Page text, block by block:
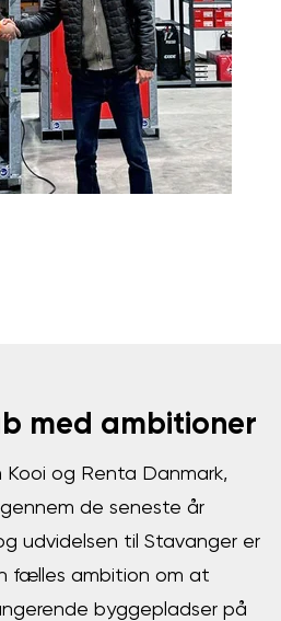
med ambitioner
Kooi og Renta Danmark,
de seneste år
udvidelsen til Stavanger er
fælles ambition om at
byggepladser på